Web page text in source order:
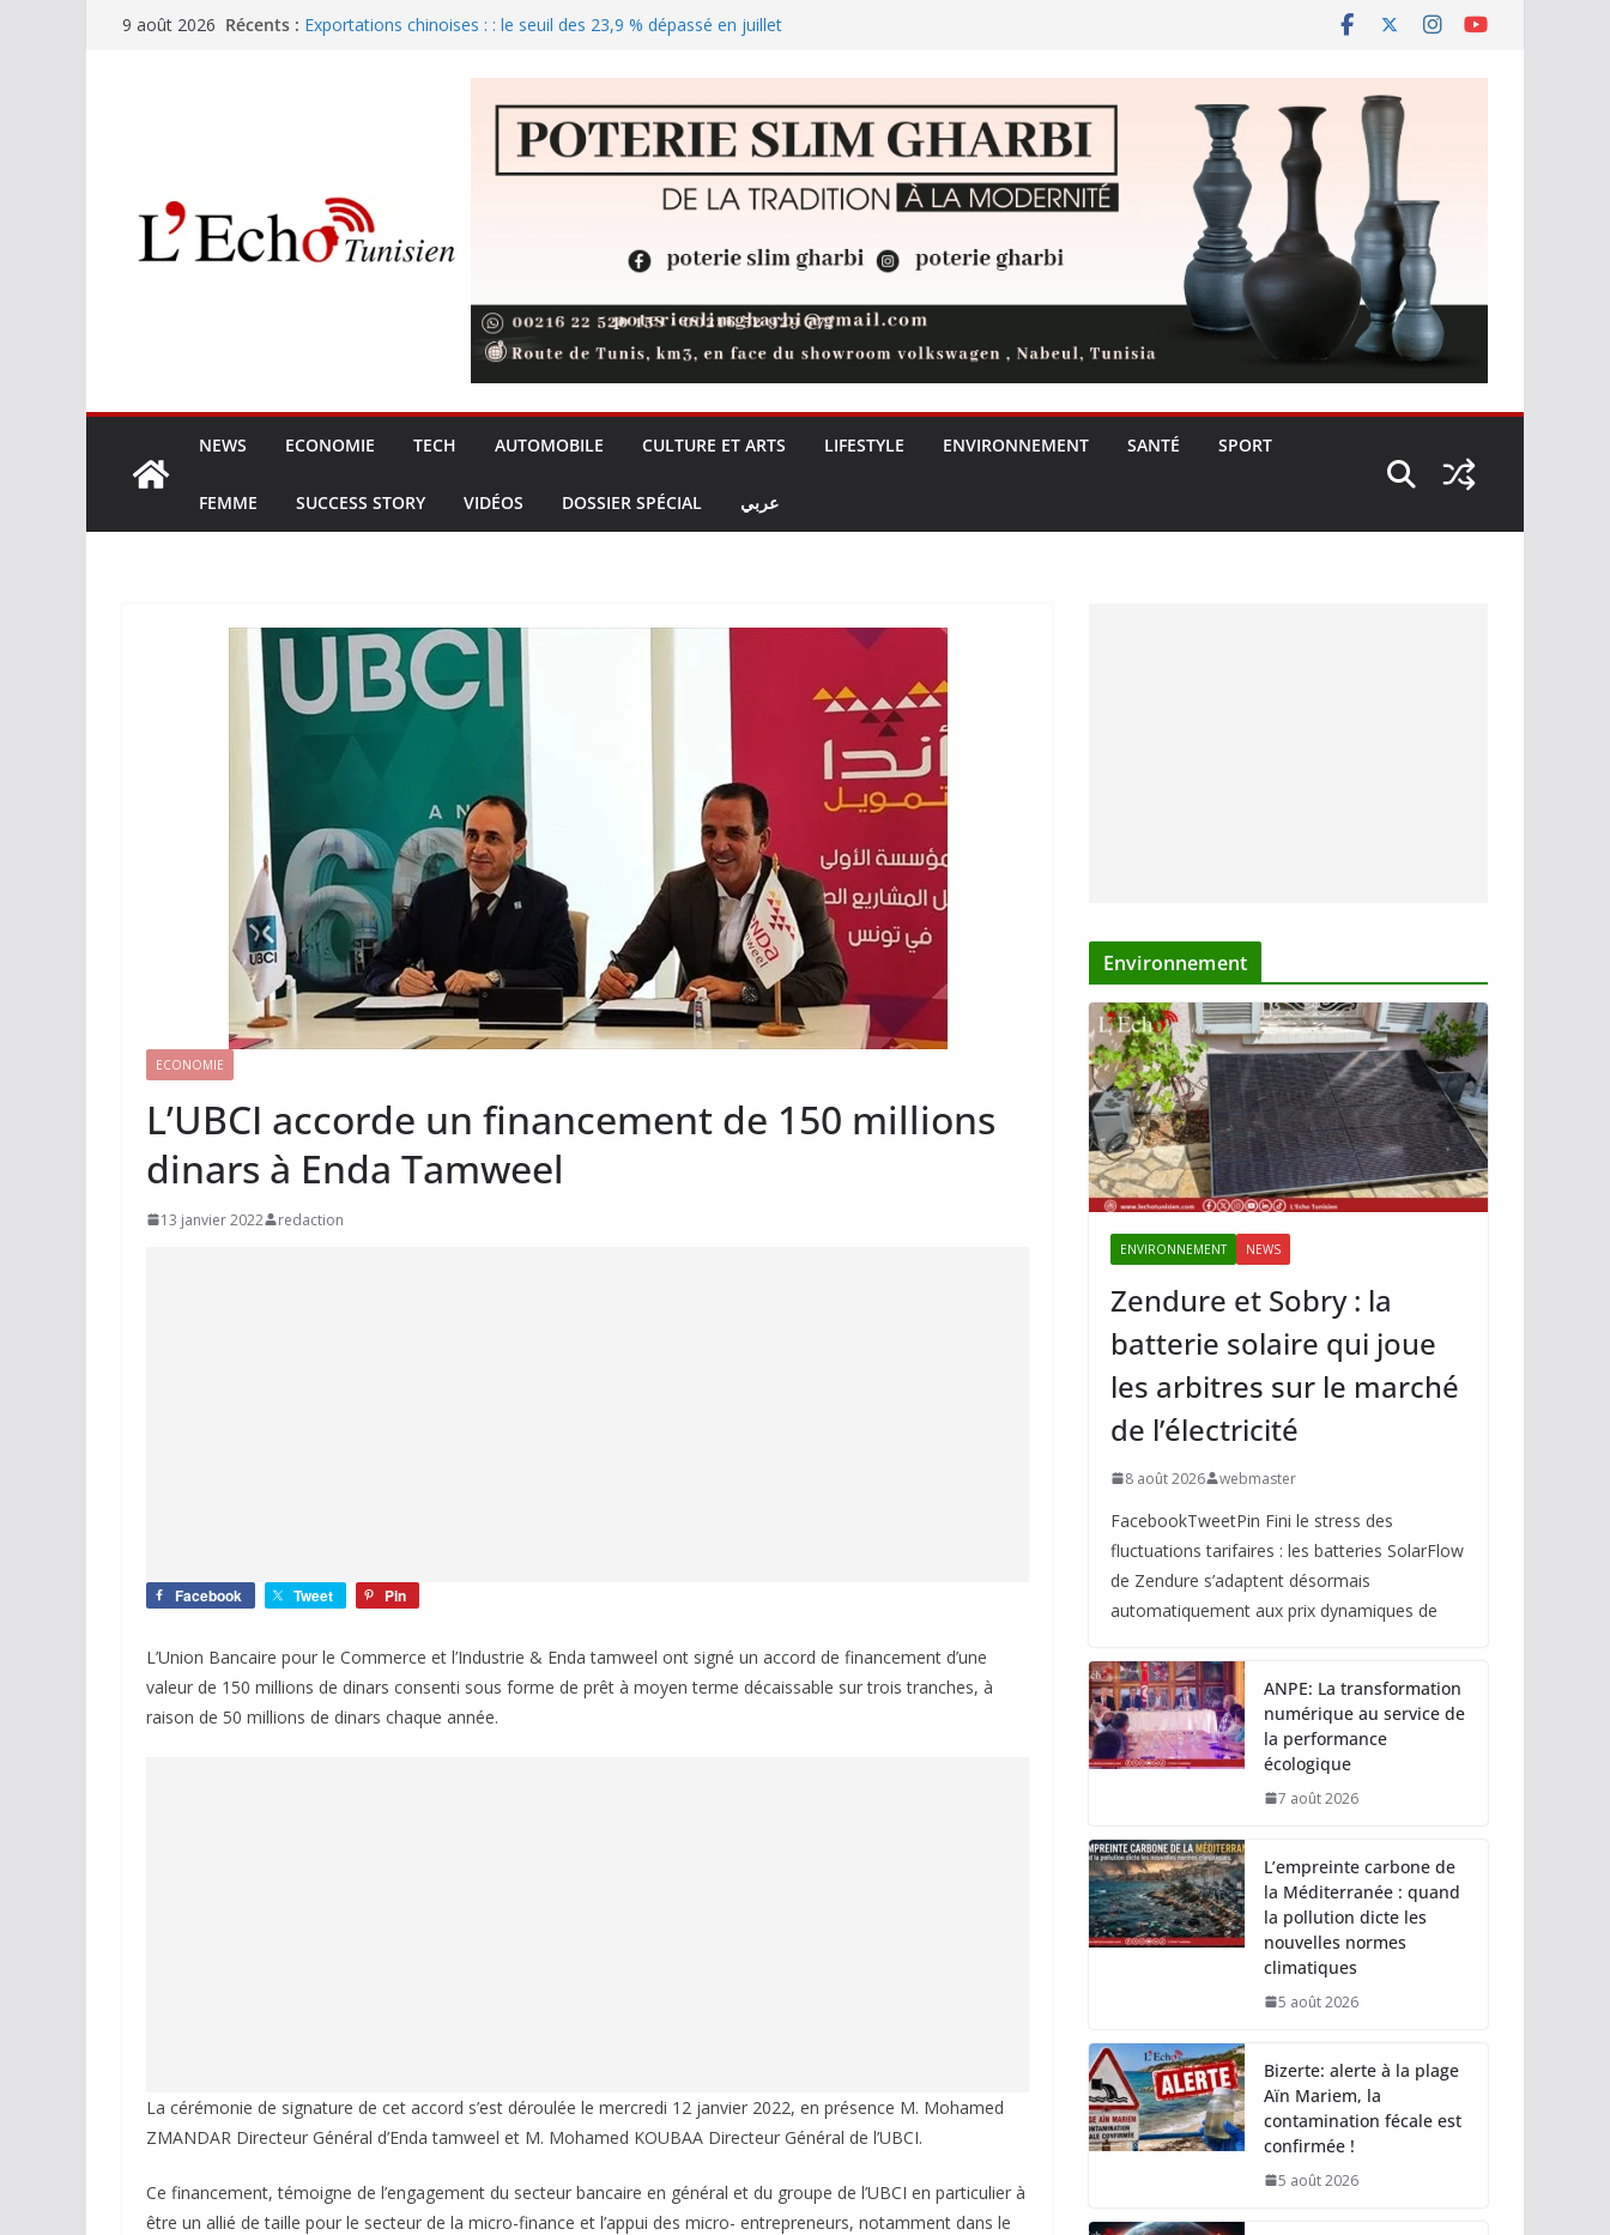
Passer9 août 2026 Récents : Exportations chinoises : : le seuil des 23,9 % dépassé en juillet
Zendure et Sobry : la batterie solaire qui joue les arbitres sur
Xiaomi G34WQi : Le retour surprise du moniteur gaming
ultrawide à 300 €
NEWS ECONOMIE TECH AUTOMOBILE CULTURE ET ARTS LIFESTYLE ENVIRONNEMENT SANTÉ SPORT
FEMME SUCCESS STORY VIDÉOS DOSSIER SPÉCIAL عربي
ECONOMIE
L’UBCI accorde un financement de 150 millions
dinars à Enda Tamweel
13 janvier 2022 redaction
Facebook Tweet Pin
L’Union Bancaire pour le Commerce et l’Industrie & Enda tamweel ont signé un accord de financement d’une
valeur de 150 millions de dinars consenti sous forme de prêt à moyen terme décaissable sur trois tranches, à
raison de 50 millions de dinars chaque année.
La cérémonie de signature de cet accord s’est déroulée le mercredi 12 janvier 2022, en présence M. Mohamed
ZMANDAR Directeur Général d’Enda tamweel et M. Mohamed KOUBAA Directeur Général de l’UBCI.
Ce financement, témoigne de l’engagement du secteur bancaire en général et du groupe de l’UBCI en particulier à
être un allié de taille pour le secteur de la micro-finance et l’appui des micro- entrepreneurs, notamment dans le
Environnement
ENVIRONNEMENT NEWS
Zendure et Sobry : la
batterie solaire qui joue
les arbitres sur le marché
de l’électricité
8 août 2026 webmaster
FacebookTweetPin Fini le stress des
fluctuations tarifaires : les batteries SolarFlow
de Zendure s’adaptent désormais
automatiquement aux prix dynamiques de
ANPE: La transformation
numérique au service de
la performance
écologique
7 août 2026
L’empreinte carbone de
la Méditerranée : quand
la pollution dicte les
nouvelles normes
climatiques
5 août 2026
Bizerte: alerte à la plage
Aïn Mariem, la
contamination fécale est
confirmée !
5 août 2026